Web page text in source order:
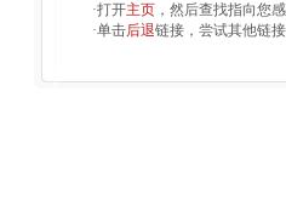
·打开主页 ，然后查找指向您
·单击后退链接，尝试其他链